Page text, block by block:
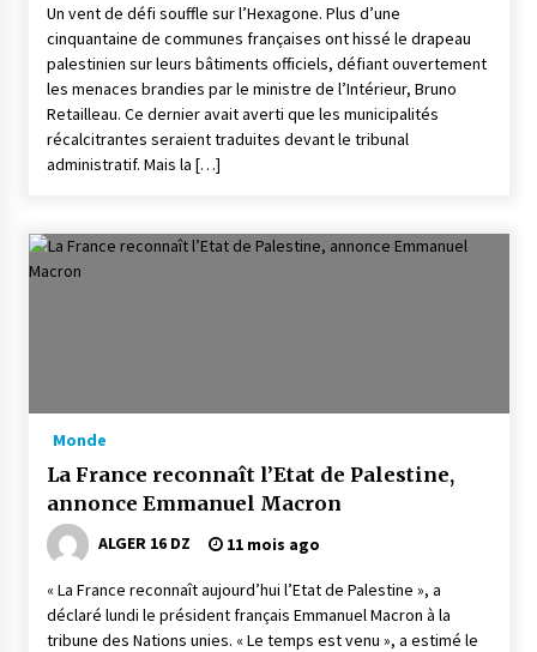
Un vent de défi souffle sur l’Hexagone. Plus d’une
cinquantaine de communes françaises ont hissé le drapeau
palestinien sur leurs bâtiments officiels, défiant ouvertement
les menaces brandies par le ministre de l’Intérieur, Bruno
Retailleau. Ce dernier avait averti que les municipalités
récalcitrantes seraient traduites devant le tribunal
administratif. Mais la […]
Monde
La France reconnaît l’Etat de Palestine,
annonce Emmanuel Macron
ALGER 16 DZ 11 mois ago
« La France reconnaît aujourd’hui l’Etat de Palestine », a
déclaré lundi le président français Emmanuel Macron à la
tribune des Nations unies. « Le temps est venu », a estimé le